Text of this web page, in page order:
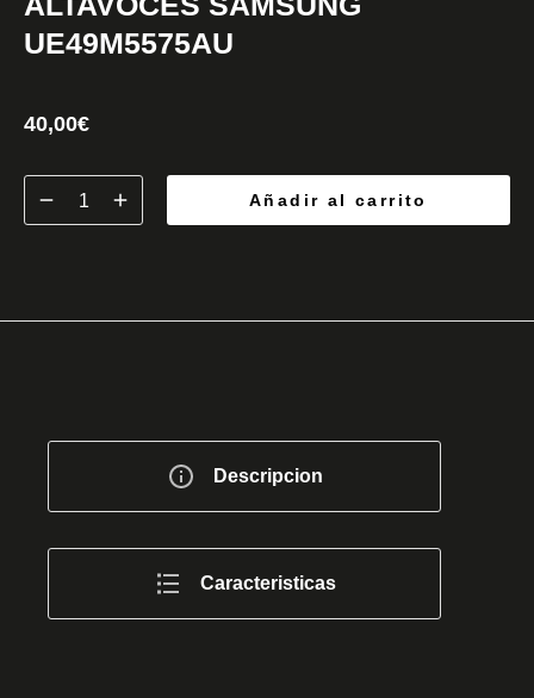
UE49M5575AU
40,00€
Añadir al carrito
Descripcion
Caracteristicas